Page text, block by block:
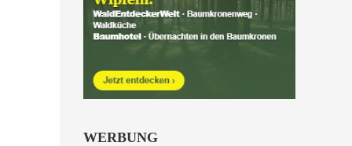
Kinder von 6 bis 10
Jahren.
WERBUNG